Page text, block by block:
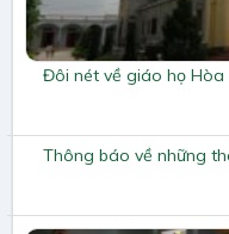
Đôi nét về giáo họ Hòa
Thông báo về những